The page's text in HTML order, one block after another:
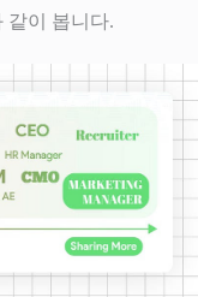
같이 봅니다.